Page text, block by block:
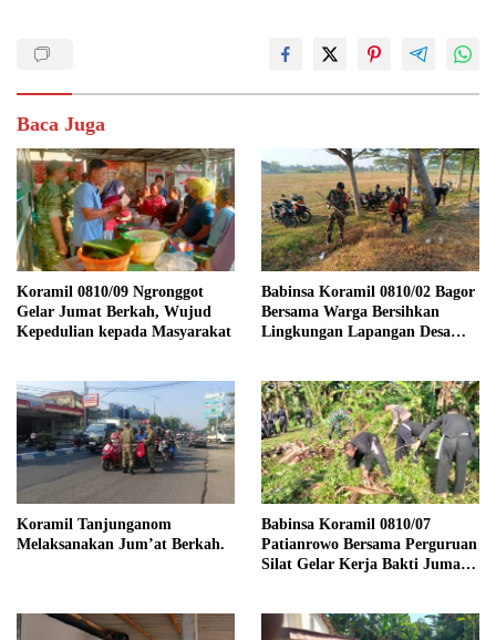
Baca Juga
Koramil 0810/09 Ngronggot
Gelar Jumat Berkah, Wujud
Kepedulian kepada Masyarakat
Babinsa Koramil 0810/02 Bagor
Bersama Warga Bersihkan
Lingkungan Lapangan Desa
Koramil Tanjunganom
Melaksanakan Jum’at Berkah.
Babinsa Koramil 0810/07
Patianrowo Bersama Perguruan
Silat Gelar Kerja Bakti Jumat